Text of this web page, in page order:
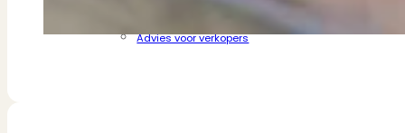
Bezichtigingen in coronatijd
Advies voor verkopers